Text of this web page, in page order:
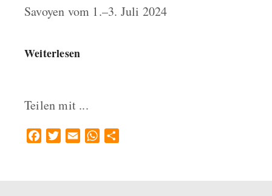
Savoyen vom 1.–3. Juli 2024
Weiterlesen
Teilen mit ...
FacebookTwitterEmail WhatsApp